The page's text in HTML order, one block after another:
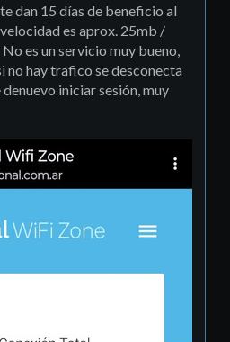
dan 15 días de beneficio al
es aprox. 25mb /
es un servicio muy bueno,
no hay trafico se desconecta
iniciar sesión, muy